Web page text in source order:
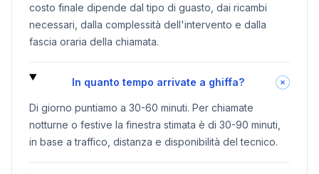
costo finale dipende dal tipo di guasto, dai ricambi
necessari, dalla complessità dell'intervento e dalla
fascia oraria della chiamata.
In quanto tempo arrivate a ghiffa?
Di giorno puntiamo a 30-60 minuti. Per chiamate
notturne o festive la finestra stimata è di 30-90 minuti,
in base a traffico, distanza e disponibilità del tecnico.